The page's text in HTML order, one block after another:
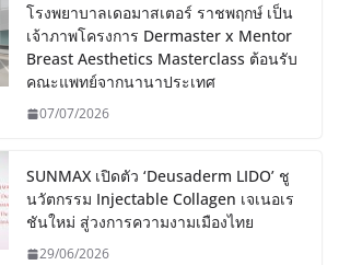
โรงพยาบาลเดอมาสเตอร์ ราชพฤกษ์ เป็น
เจ้าภาพโครงการ Dermaster x Mentor
Breast Aesthetics Masterclass ต้อนรับ
คณะแพทย์จากนานาประเทศ
07/07/2026
SUNMAX เปิดตัว ‘Deusaderm LIDO’ ชู
นวัตกรรม Injectable Collagen เจเนอเร
ชันใหม่ สู่วงการความงามเมืองไทย
29/06/2026